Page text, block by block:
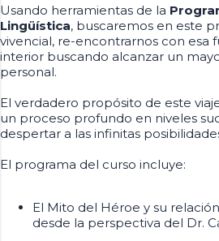
Usando herramientas de la
Lingüística, buscaremos en este
vivencial, re-encontrarnos con esa
interior buscando alcanzar un
personal.
El verdadero propósito de este
un proceso profundo en niveles
despertar a las infinitas
El programa del curso incluye:
El Mito del Héroe y su
desde la perspectiva del Dr.